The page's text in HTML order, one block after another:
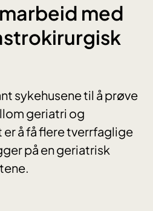
med
sykehusene til å prøve
geriatri og
å få flere tverrfaglige
på en geriatrisk